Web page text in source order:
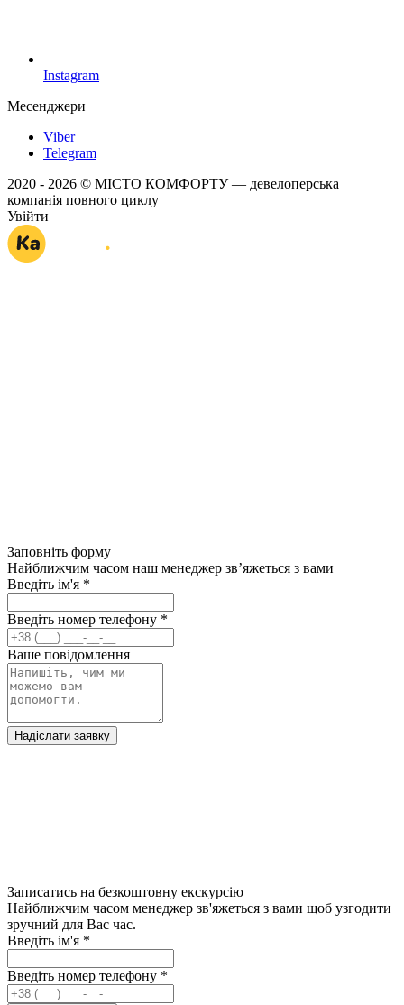
Instagram
Месенджери
Viber
Telegram
2020 - 2026 © МІСТО КОМФОРТУ — девелоперська
компанія повного циклу
Увійти
Заповніть форму
Найближчим часом наш менеджер зв’яжеться з вами
Введіть ім'я *
Введіть номер телефону *
Ваше повідомлення
Надіслати заявку
Записатись на безкоштовну екскурсію
Найближчим часом менеджер зв'яжеться з вами щоб узгодити
зручний для Вас час.
Введіть ім'я *
Введіть номер телефону *